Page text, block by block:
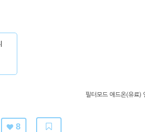
필터모드 애드온(유료)
8